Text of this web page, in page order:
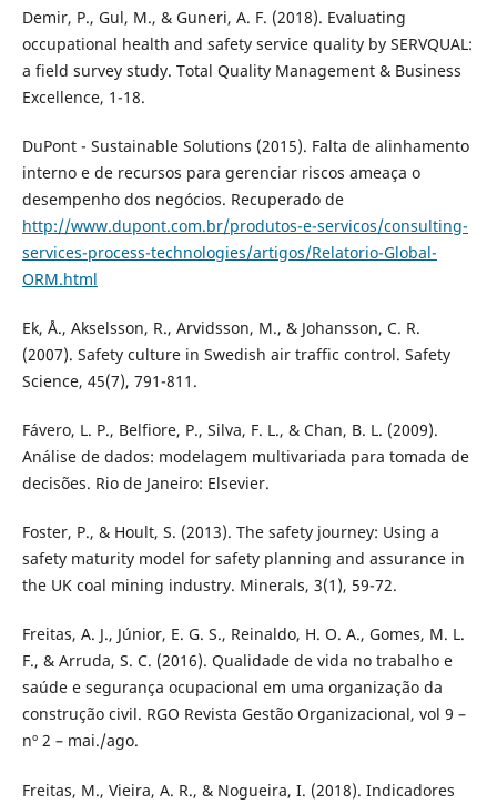
Demir, P., Gul, M., & Guneri, A. F. (2018). Evaluating
occupational health and safety service quality by SERVQUAL:
a field survey study. Total Quality Management & Business
Excellence, 1-18.
DuPont - Sustainable Solutions (2015). Falta de alinhamento
interno e de recursos para gerenciar riscos ameaça o
desempenho dos negócios. Recuperado de
http://www.dupont.com.br/produtos-e-servicos/consulting-
services-process-technologies/artigos/Relatorio-Global-
ORM.html
Ek, Å., Akselsson, R., Arvidsson, M., & Johansson, C. R.
(2007). Safety culture in Swedish air traffic control. Safety
Science, 45(7), 791-811.
Fávero, L. P., Belfiore, P., Silva, F. L., & Chan, B. L. (2009).
Análise de dados: modelagem multivariada para tomada de
decisões. Rio de Janeiro: Elsevier.
Foster, P., & Hoult, S. (2013). The safety journey: Using a
safety maturity model for safety planning and assurance in
the UK coal mining industry. Minerals, 3(1), 59-72.
Freitas, A. J., Júnior, E. G. S., Reinaldo, H. O. A., Gomes, M. L.
F., & Arruda, S. C. (2016). Qualidade de vida no trabalho e
saúde e segurança ocupacional em uma organização da
construção civil. RGO Revista Gestão Organizacional, vol 9 –
nº 2 – mai./ago.
Freitas, M., Vieira, A. R., & Nogueira, I. (2018). Indicadores